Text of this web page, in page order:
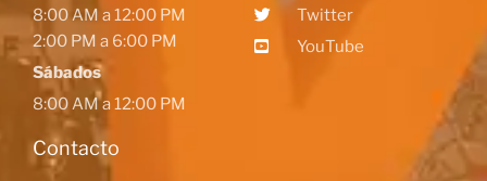
8:00 AM a 12:00 PM
2:00 PM a 6:00 PM
Sábados
8:00 AM a 12:00 PM
Contacto
Twitter
YouTube